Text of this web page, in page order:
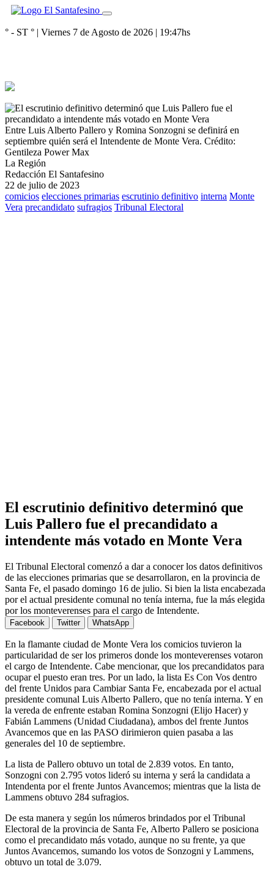
° - ST ° | Viernes 7 de Agosto de 2026 | 19:47hs
Entre Luis Alberto Pallero y Romina Sonzogni se definirá en
septiembre quién será el Intendente de Monte Vera. Crédito:
Gentileza Power Max
La Región
Redacción El Santafesino
22 de julio de 2023
comicios elecciones primarias escrutinio definitivo interna Monte
Vera precandidato sufragios Tribunal Electoral
El escrutinio definitivo determinó que
Luis Pallero fue el precandidato a
intendente más votado en Monte Vera
El Tribunal Electoral comenzó a dar a conocer los datos definitivos
de las elecciones primarias que se desarrollaron, en la provincia de
Santa Fe, el pasado domingo 16 de julio. Si bien la lista encabezada
por el actual presidente comunal no tenía interna, fue la más elegida
por los monteverenses para el cargo de Intendente.
Facebook Twitter WhatsApp
En la flamante ciudad de Monte Vera los comicios tuvieron la
particularidad de ser los primeros donde los monteverenses votaron
el cargo de Intendente. Cabe mencionar, que los precandidatos para
ocupar el puesto eran tres. Por un lado, la lista Es Con Vos dentro
del frente Unidos para Cambiar Santa Fe, encabezada por el actual
presidente comunal Luis Alberto Pallero, que no tenía interna. Y en
la vereda de enfrente estaban Romina Sonzogni (Elijo Hacer) y
Fabián Lammens (Unidad Ciudadana), ambos del frente Juntos
Avancemos que en las PASO dirimieron quien pasaba a las
generales del 10 de septiembre.
La lista de Pallero obtuvo un total de 2.839 votos. En tanto,
Sonzogni con 2.795 votos lideró su interna y será la candidata a
Intendenta por el frente Juntos Avancemos; mientras que la lista de
Lammens obtuvo 284 sufragios.
De esta manera y según los números brindados por el Tribunal
Electoral de la provincia de Santa Fe, Alberto Pallero se posiciona
como el precandidato más votado, aunque no su frente, ya que
Juntos Avancemos, sumando los votos de Sonzogni y Lammens,
obtuvo un total de 3.079.